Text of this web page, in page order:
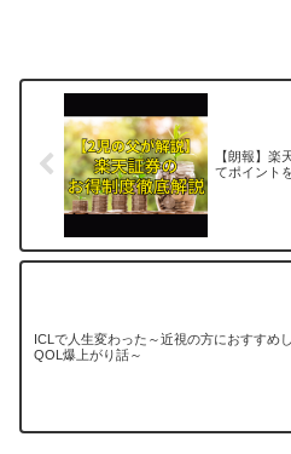
【朗報】楽
てポイント
ICLで人生変わった～近視の方におすすめ
QOL爆上がり話～